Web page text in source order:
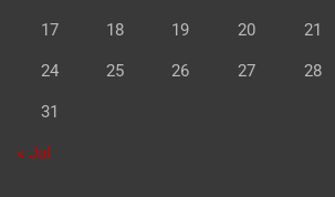
17 18 19 20 21
24 25 26 27 28
31
« Jul